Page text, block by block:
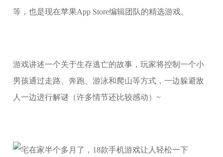
等，也是现在苹果App Store编辑团队的精选游戏。
游戏讲述一个关于生存逃亡的故事，玩家将控制一个小
男孩通过走路、奔跑、游泳和爬山等方式，一边躲避敌
人一边进行解谜（许多情节还比较感动）~